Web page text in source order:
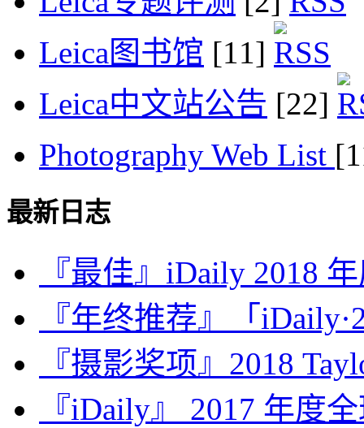
Leica图书馆 [11]
Leica中文站公告 [22]
Photography Web List
最新日志
『最佳』iDaily 2018
『年终推荐』「
『摄影奖项』2018
『iDaily』 2017 年度